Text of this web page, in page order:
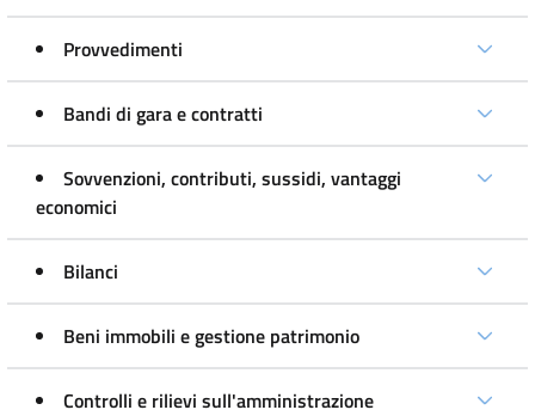
Provvedimenti
Bandi di gara e contratti
Sovvenzioni, contributi, sussidi, vantaggi
economici
Bilanci
Beni immobili e gestione patrimonio
Controlli e rilievi sull'amministrazione